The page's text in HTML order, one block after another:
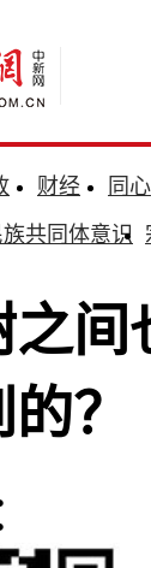
财经 同心
共同体意识
之间
？